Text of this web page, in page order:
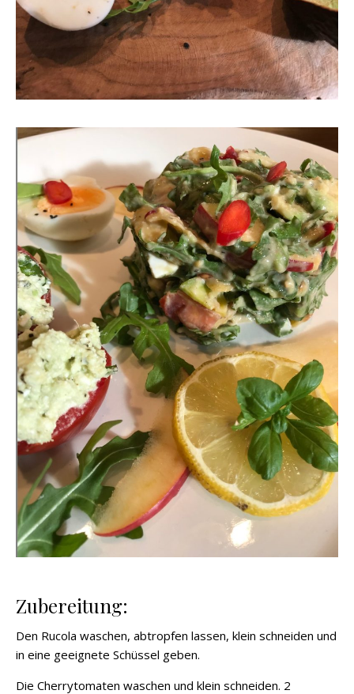
Zubereitung:
Den Rucola waschen, abtropfen lassen, klein schneiden und
in eine geeignete Schüssel geben.
Die Cherrytomaten waschen und klein schneiden. 2